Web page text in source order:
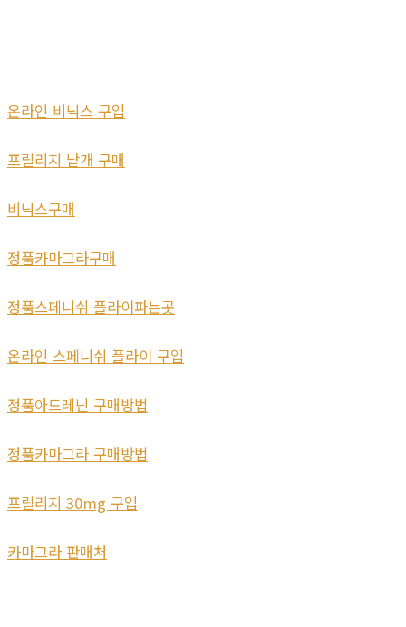
온라인 비닉스 구입
프릴리지 낱개 구매
비닉스구매
정품카마그라구매
정품스페니쉬 플라이파는곳
온라인 스페니쉬 플라이 구입
정품아드레닌 구매방법
정품카마그라 구매방법
프릴리지 30mg 구입
카마그라 판매처